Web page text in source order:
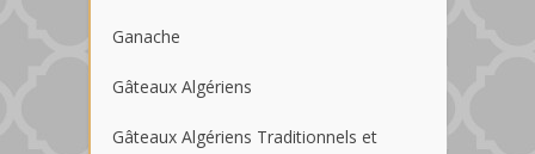
Ganache
Gâteaux Algériens
Gâteaux Algériens Traditionnels et